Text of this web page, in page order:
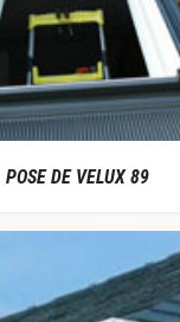
POSE DE VELUX 89